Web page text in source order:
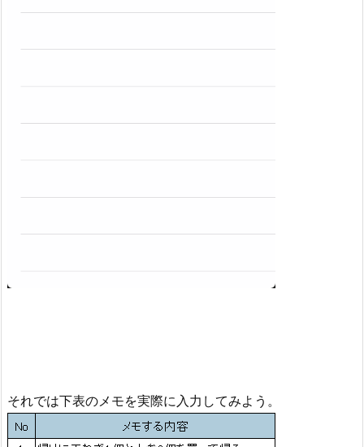
それでは下表のメモを実際に入力してみよう。